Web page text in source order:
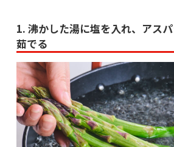
1. 沸かした湯に塩を入れ、アス
茹でる